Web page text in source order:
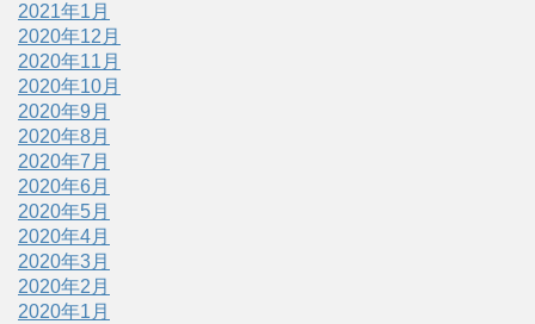
2021年1月
2020年12月
2020年11月
2020年10月
2020年9月
2020年8月
2020年7月
2020年6月
2020年5月
2020年4月
2020年3月
2020年2月
2020年1月